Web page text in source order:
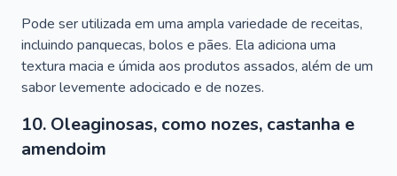
Pode ser utilizada em uma ampla variedade de receitas,
incluindo panquecas, bolos e pães. Ela adiciona uma
textura macia e úmida aos produtos assados, além de um
sabor levemente adocicado e de nozes.
10. Oleaginosas, como nozes, castanha e
amendoim